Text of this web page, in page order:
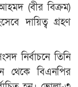
(বীর বিক্রম)
দায়িত্ব গ্রহণ
নির্বাচনে তিনি
থেকে বিএনপির